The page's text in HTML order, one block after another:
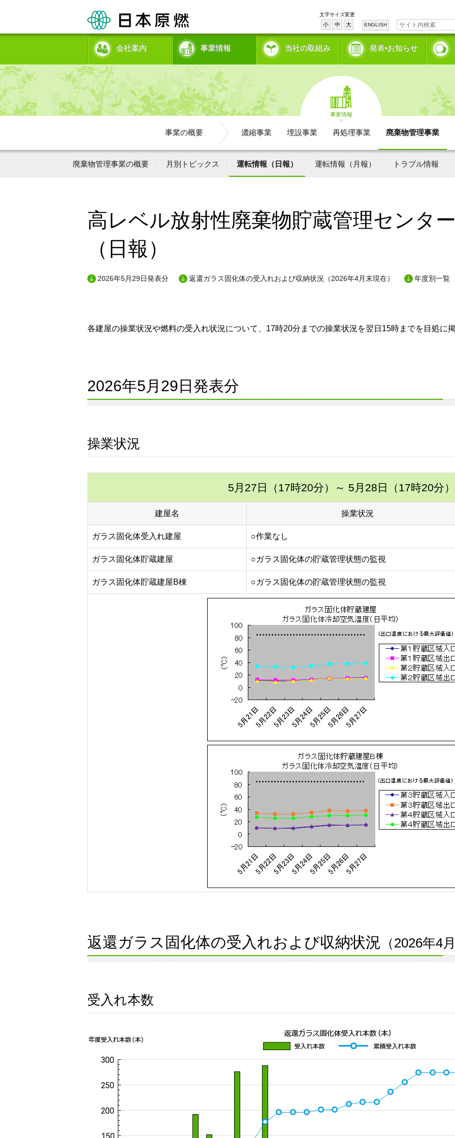
文字サイズ変更
小 中 大 ENGLISH
会社案内 事業情報 当社の取組み 発表•お知らせ
事業情報
事業の概要 濃縮事業 埋設事業 再処理事業 廃棄物管理事業
廃棄物管理事業の概要 月別トピックス 運転情報（日報） 運転情報（月報） トラブル情報
高レベル放射性廃棄物貯蔵管理センタ
（日報）
2026年5月29日発表分 返還ガラス固化体の受入れおよび収納状況（2026年4月末現在） 年度別一覧
各建屋の操業状況や燃料の受入れ状況について、17時20分までの操業状況を翌日15時までを目処に
2026年5月29日発表分
操業状況
5月27日（17時20分） ～ 5月28日（17時20分）
建屋名 操業状況
ガラス固化体受入れ建屋 ○作業なし
ガラス固化体貯蔵建屋 ○ガラス固化体の貯蔵管理状態の監視
ガラス固化体貯蔵建屋B棟 ○ガラス固化体の貯蔵管理状態の監視
返還ガラス固化体の受入れおよび収納状況 （2026年4
受入れ本数